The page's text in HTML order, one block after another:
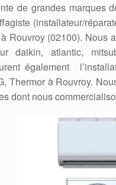
de grandes marques
(installateur/
Rouvroy (02100). Nous
daikin, atlantic,
également
Thermor à Rouvroy.
dont nous